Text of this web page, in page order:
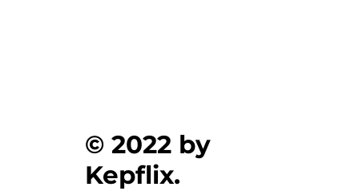
© 2022 by
Kepflix.